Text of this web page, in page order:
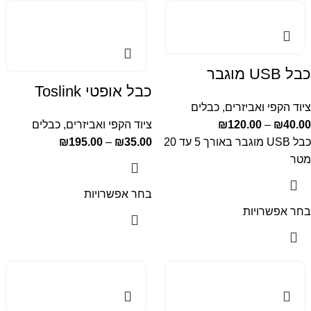
כבל USB מוגבר
ציוד הקפי ואביזרים, כבלים
₪40.00
–
₪120.00
כבל USB מוגבר באורך 5 עד 20
מטר
בחר אפשרויות
כבל אופטי Toslink
ציוד הקפי ואביזרים, כבלים
₪35.00
–
₪195.00
בחר אפשרויות